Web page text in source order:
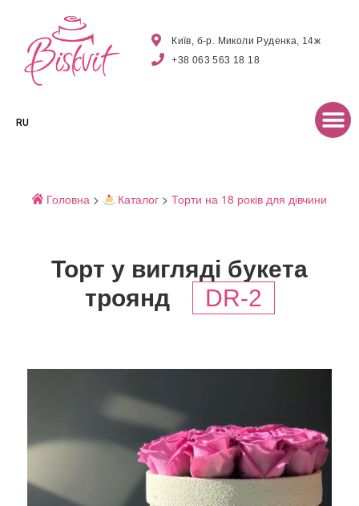
Київ, б-р. Миколи Руденка, 14ж
+38 063 563 18 18
RU
Головна> Каталог >Торти на 18 років для дівчини
Торт у вигляді букета
троянд
DR-2